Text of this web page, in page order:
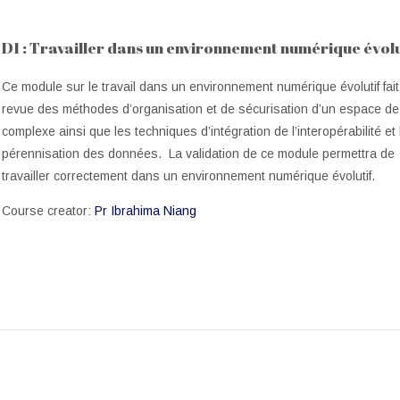
D1 : Travailler dans un environnement numérique
Ce module sur le travail dans un environnement numérique évolutif
revue des méthodes d’organisation et de sécurisation d’un espace de
complexe ainsi que les techniques d’intégration de l’interopérabilité et
pérennisation des données. La validation de ce module permettra de
travailler correctement dans un environnement numérique évolutif.
Course creator:Pr Ibrahima Niang